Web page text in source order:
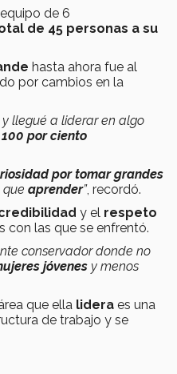
de 6
de 45 personas a su
hasta ahora fue al
por cambios en la
y llegué a liderar en algo
por ciento
por tomar grandes
aprender”, recordó.
y el respeto
con las que se enfrentó.
conservador donde no
jóvenes y menos
que ella lidera es una
de trabajo y se